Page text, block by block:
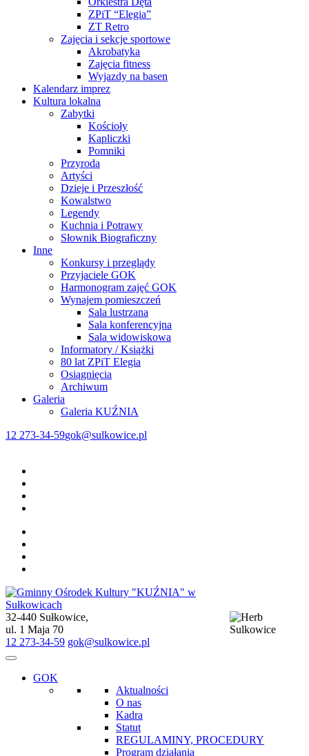
ZPiT “Elegia”
ZT Retro
Zajęcia i sekcje sportowe
Akrobatyka
Zajęcia fitness
Wyjazdy na basen
Kalendarz imprez
Kultura lokalna
Zabytki
Kościoły
Kapliczki
Pomniki
Przyroda
Artyści
Dzieje i Przeszłość
Kowalstwo
Legendy
Kuchnia i Potrawy
Słownik Biograficzny
Inne
Konkursy i przeglądy
Przyjaciele GOK
Harmonogram zajęć GOK
Wynajem pomieszczeń
Sala lustrzana
Sala konferencyjna
Sala widowiskowa
Informatory / Książki
80 lat ZPiT Elegia
Osiągnięcia
Archiwum
Galeria
Galeria KUŹNIA
12 273-34-59gok@sulkowice.pl
Gminny Ośrodek Kultury "KUŹNIA" w Sułkowicach
32-440 Sułkowice,
ul. 1 Maja 70
12 273-34-59 gok@sulkowice.pl
GOK
Aktualności
O nas
Kadra
Statut
REGULAMINY, PROCEDURY
Program działania